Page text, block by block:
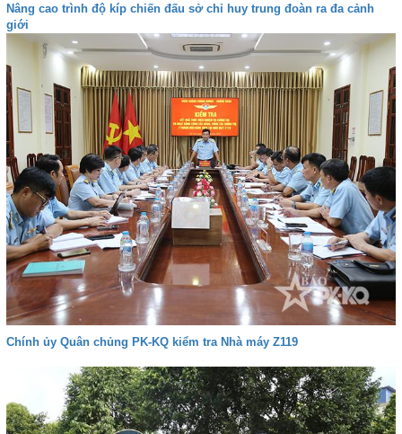
Nâng cao trình độ kíp chiến đấu sở chỉ huy trung đoàn ra đa cảnh
giới
Chính ủy Quân chủng PK-KQ kiểm tra Nhà máy Z119